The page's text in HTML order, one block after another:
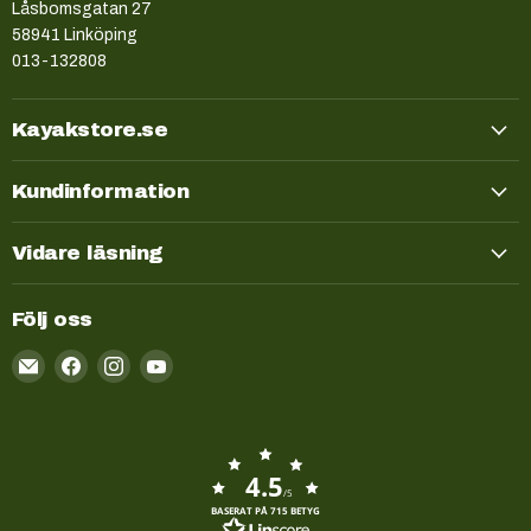
Låsbomsgatan 27
58941 Linköping
013-132808
Kayakstore.se
Kundinformation
Vidare läsning
Följ oss
Email
Kayakstore.se
4.5/5
BASERAT PÅ 715 BETYG